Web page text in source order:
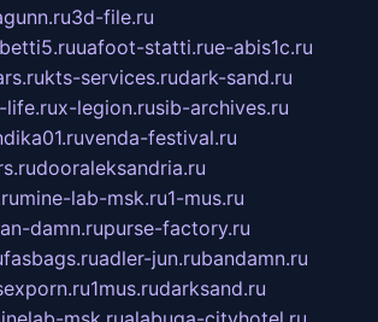
3d-file.ru
uafoot-statti.rue-abis1c.ru
kts-services.rudark-sand.ru
life.rux-legion.rusib-archives.ru
venda-festival.ru
dooraleksandria.ru
mine-lab-msk.ru1-mus.ru
damn.rupurse-factory.ru
fasbags.ruadler-jun.rubandamn.ru
1mus.rudarksand.ru